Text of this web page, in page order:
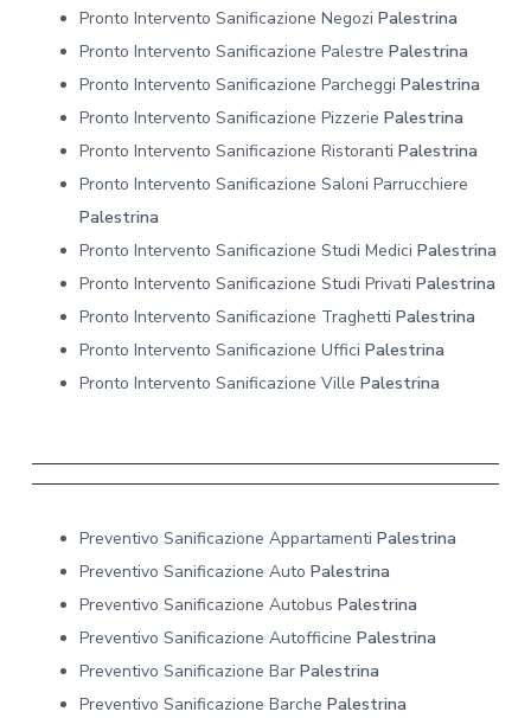
Pronto Intervento Sanificazione Negozi Palestrina
Pronto Intervento Sanificazione Palestre Palestrina
Pronto Intervento Sanificazione Parcheggi Palestrina
Pronto Intervento Sanificazione Pizzerie Palestrina
Pronto Intervento Sanificazione Ristoranti Palestrina
Pronto Intervento Sanificazione Saloni Parrucchiere
Palestrina
Pronto Intervento Sanificazione Studi Medici Palestrina
Pronto Intervento Sanificazione Studi Privati Palestrina
Pronto Intervento Sanificazione Traghetti Palestrina
Pronto Intervento Sanificazione Uffici Palestrina
Pronto Intervento Sanificazione Ville Palestrina
Preventivo Sanificazione Appartamenti Palestrina
Preventivo Sanificazione Auto Palestrina
Preventivo Sanificazione Autobus Palestrina
Preventivo Sanificazione Autofficine Palestrina
Preventivo Sanificazione Bar Palestrina
Preventivo Sanificazione Barche Palestrina